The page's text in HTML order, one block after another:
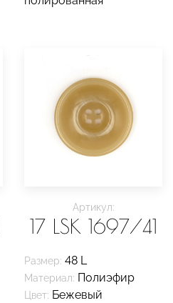
Артикул:
17 LSK 1697/41
Размер: 48 L
Материал: Полиэфир
Цвет: Бежевый